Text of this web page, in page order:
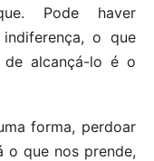
Pode haver
o que
de alcançá-lo é o
forma, perdoar
o que nos prende,